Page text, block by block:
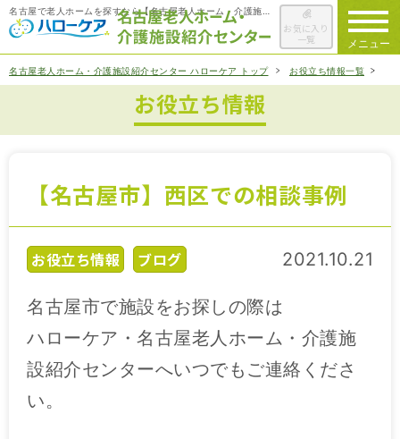
メニュー
お気に入り
一覧
ハローケアについて
ご入居までの 流れ
会社概要
お役立ち情報一覧
名古屋老人ホーム・介護施設紹介センター ハローケア トップ お役立ち情報一覧
お役立ち情報
【名古屋市】西区での相談事例
お役立ち情報 ブログ 2021.10.21
名古屋市で施設をお探しの際は
ハローケア・名古屋老人ホーム・介護施
設紹介センターへいつでもご連絡くださ
い。